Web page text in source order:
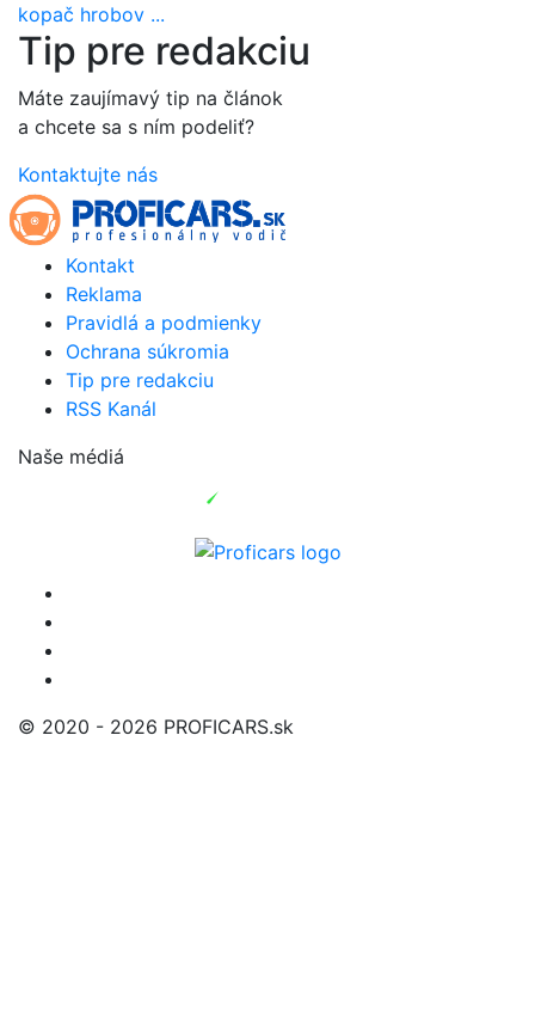
kopač hrobov ...
Tip pre redakciu
Máte zaujímavý tip na článok
a chcete sa s ním podeliť?
Kontaktujte nás
Kontakt
Reklama
Pravidlá a podmienky
Ochrana súkromia
Tip pre redakciu
RSS Kanál
Naše médiá
© 2020 - 2026 PROFICARS.sk